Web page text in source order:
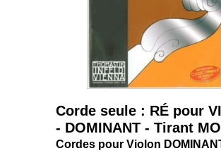
Corde seule : RÉ pour
- DOMINANT - Tirant
Cordes pour Violon